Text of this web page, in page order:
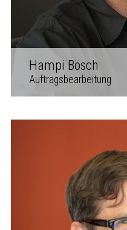
Hampi Bösch
Auftragsbearbeitung